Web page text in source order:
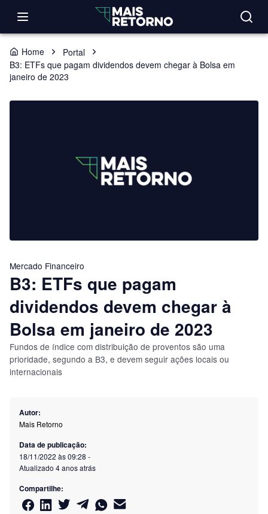
Home
Portal
B3: ETFs que pagam dividendos devem chegar à Bolsa em
janeiro de 2023
Mercado Financeiro
B3: ETFs que pagam
dividendos devem chegar à
Bolsa em janeiro de 2023
Fundos de índice com distribuição de proventos são uma
prioridade, segundo a B3, e devem seguir ações locais ou
internacionais
Autor:
Mais Retorno
Data de publicação:
18/11/2022 às 09:28 -
Atualizado 4 anos atrás
Compartilhe: